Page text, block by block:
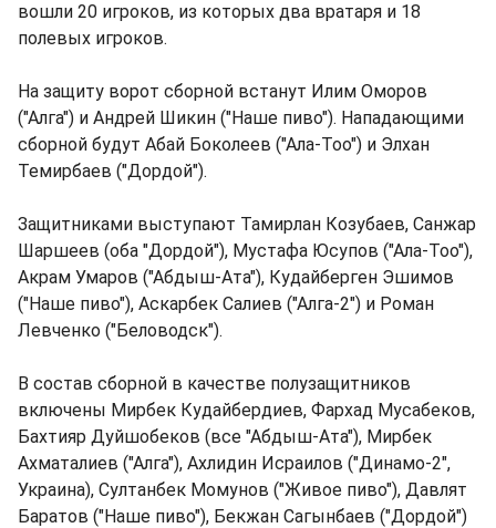
вошли 20 игроков, из которых два вратаря и 18
полевых игроков.
На защиту ворот сборной встанут Илим Оморов
("Алга") и Андрей Шикин ("Наше пиво"). Нападающими
сборной будут Абай Боколеев ("Ала-Тоо") и Элхан
Темирбаев ("Дордой").
Защитниками выступают Тамирлан Козубаев, Санжар
Шаршеев (оба "Дордой"), Мустафа Юсупов ("Ала-Тоо"),
Акрам Умаров ("Абдыш-Ата"), Кудайберген Эшимов
("Наше пиво"), Аскарбек Салиев ("Алга-2") и Роман
Левченко ("Беловодск").
В состав сборной в качестве полузащитников
включены Мирбек Кудайбердиев, Фархад Мусабеков,
Бахтияр Дуйшобеков (все "Абдыш-Ата"), Мирбек
Ахматалиев ("Алга"), Ахлидин Исраилов ("Динамо-2",
Украина), Султанбек Момунов ("Живое пиво"), Давлят
Баратов ("Наше пиво"), Бекжан Сагынбаев ("Дордой")